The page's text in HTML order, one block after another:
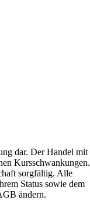
dar. Der Handel mit
Kursschwankungen.
sorgfältig. Alle
Status sowie dem
ändern.